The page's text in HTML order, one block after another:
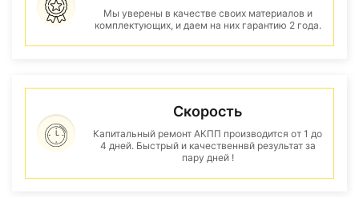
Мы уверены в качестве своих материалов и
комплектующих, и даем на них гарантию 2 года.
Скорость
Капитальный ремонт АКПП производится от 1 до
4 дней. Быстрый и качественнвй результат за
пару дней !